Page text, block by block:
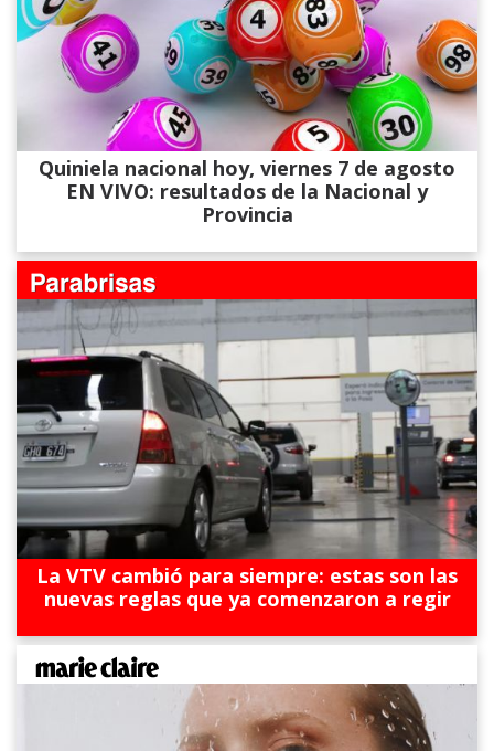
Quiniela nacional hoy, viernes 7 de agosto
EN VIVO: resultados de la Nacional y
Provincia
La VTV cambió para siempre: estas son las
nuevas reglas que ya comenzaron a regir